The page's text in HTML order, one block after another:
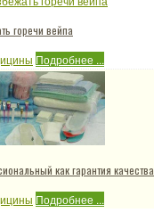
горечи вейпа
Подробнее ...
как гарантия качества
Подробнее ...